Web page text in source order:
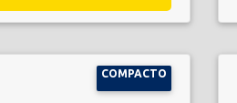
COMPACTO